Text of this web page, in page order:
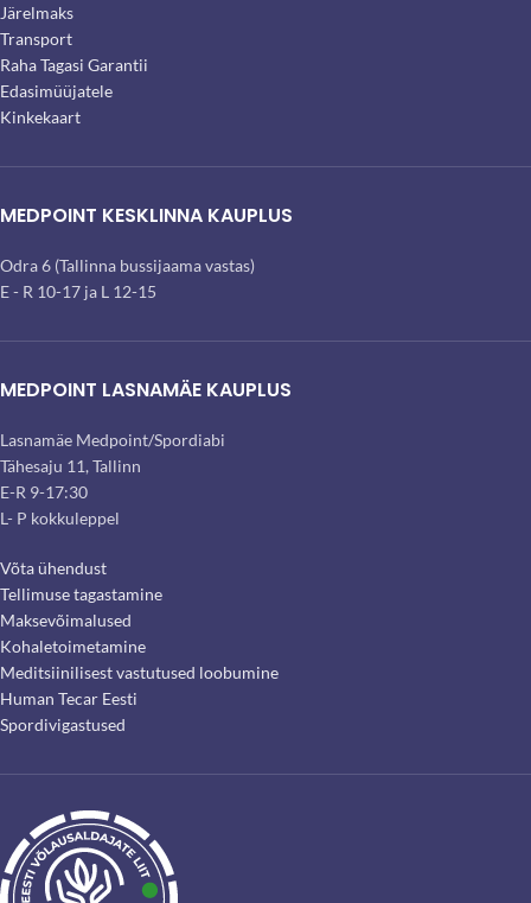
Järelmaks
Transport
Raha Tagasi Garantii
Edasimüüjatele
Kinkekaart
MEDPOINT KESKLINNA KAUPLUS
Odra 6 (Tallinna bussijaama vastas)
E - R 10-17 ja L 12-15
MEDPOINT LASNAMÄE KAUPLUS
Lasnamäe Medpoint/Spordiabi
Tähesaju 11, Tallinn
E-R 9-17:30
L- P kokkuleppel
Võta ühendust
Tellimuse tagastamine
Maksevõimalused
Kohaletoimetamine
Meditsiinilisest vastutused loobumine
Human Tecar Eesti
Spordivigastused